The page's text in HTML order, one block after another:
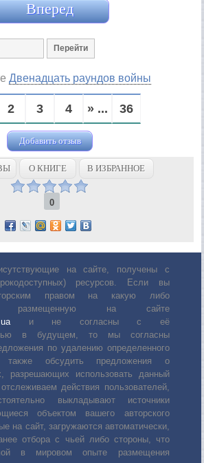
Вперед
Двенадцать раундов войны
2 3 4 » ... 36
Добавить отзыв
О КНИГЕ В ИЗБРАННОЕ
0
на сайте, получены с
ресурсов. Если вы
правом на какую либо
размещенную на сайте
и не согласны с её
в будущем, то мы согласны
по удалению определенного
также обсудить предложения о
разрешающих использовать данный
действия пользователей,
выкладывают источники
объектом вашего авторского
на сайт, загружаются автоматически,
отбора с чьей либо стороны, что
в мировом опыте размещения